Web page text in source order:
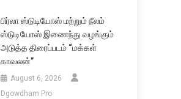
பிர்லா ஸ்டுடியோஸ் மற்றும் நீலம்
ஸ்டுடியோஸ் இணைந்து வழங்கும்
அடுத்த திரைப்படம் “மக்கள்
காவலன்”
August 6, 2026
Dgowdham Pro